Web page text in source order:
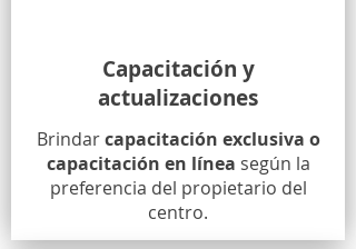
Capacitación y
actualizaciones
Brindarcapacitación exclusiva o
capacitación en línea según la
preferencia del propietario del
centro.